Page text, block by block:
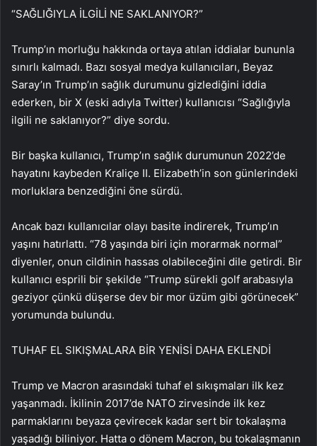
“SAĞLIĞIYLA İLGİLİ NE SAKLANIYOR?”
Trump’ın morluğu hakkında ortaya atılan iddialar bununla
sınırlı kalmadı. Bazı sosyal medya kullanıcıları, Beyaz
Saray’ın Trump’ın sağlık durumunu gizlediğini iddia
ederken, bir X (eski adıyla Twitter) kullanıcısı “Sağlığıyla
ilgili ne saklanıyor?” diye sordu.
Bir başka kullanıcı, Trump’ın sağlık durumunun 2022’de
hayatını kaybeden Kraliçe II. Elizabeth’in son günlerindeki
morluklara benzediğini öne sürdü.
Ancak bazı kullanıcılar olayı basite indirerek, Trump’ın
yaşını hatırlattı. “78 yaşında biri için morarmak normal”
diyenler, onun cildinin hassas olabileceğini dile getirdi. Bir
kullanıcı esprili bir şekilde “Trump sürekli golf arabasıyla
geziyor çünkü düşerse dev bir mor üzüm gibi görünecek”
yorumunda bulundu.
TUHAF EL SIKIŞMALARA BİR YENİSİ DAHA EKLENDİ
Trump ve Macron arasındaki tuhaf el sıkışmaları ilk kez
yaşanmadı. İkilinin 2017’de NATO zirvesinde ilk kez
parmaklarını beyaza çevirecek kadar sert bir tokalaşma
yaşadığı biliniyor. Hatta o dönem Macron, bu tokalaşmanın